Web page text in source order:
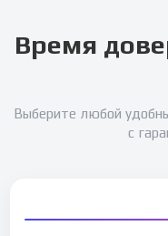
Время
Выберите любой
с